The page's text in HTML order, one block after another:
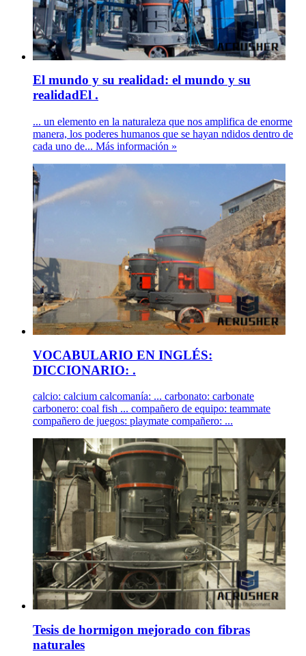
El mundo y su realidad: el mundo y su
realidadEl .
... un elemento en la naturaleza que nos amplifica de enorme
manera, los poderes humanos que se hayan ndidos dentro de
cada uno de... Más información »
VOCABULARIO EN INGLÉS:
DICCIONARIO: .
calcio: calcium calcomanía: ... carbonato: carbonate
carbonero: coal fish ... compañero de equipo: teammate
compañero de juegos: playmate compañero: ...
Tesis de hormigon mejorado con fibras
naturales